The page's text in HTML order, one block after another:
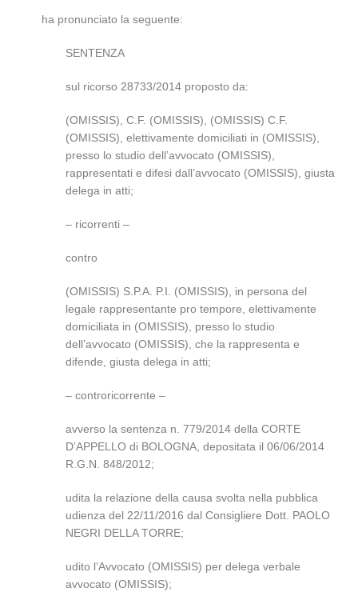
ha pronunciato la seguente:
SENTENZA
sul ricorso 28733/2014 proposto da:
(OMISSIS), C.F. (OMISSIS), (OMISSIS) C.F.
(OMISSIS), elettivamente domiciliati in (OMISSIS),
presso lo studio dell’avvocato (OMISSIS),
rappresentati e difesi dall’avvocato (OMISSIS), giusta
delega in atti;
– ricorrenti –
contro
(OMISSIS) S.P.A. P.I. (OMISSIS), in persona del
legale rappresentante pro tempore, elettivamente
domiciliata in (OMISSIS), presso lo studio
dell’avvocato (OMISSIS), che la rappresenta e
difende, giusta delega in atti;
– controricorrente –
avverso la sentenza n. 779/2014 della CORTE
D’APPELLO di BOLOGNA, depositata il 06/06/2014
R.G.N. 848/2012;
udita la relazione della causa svolta nella pubblica
udienza del 22/11/2016 dal Consigliere Dott. PAOLO
NEGRI DELLA TORRE;
udito l’Avvocato (OMISSIS) per delega verbale
avvocato (OMISSIS);